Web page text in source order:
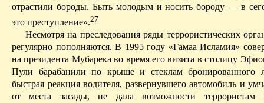
отрастили бороды. Быть молодым и носить бороду — в
это преступление».27
Несмотря на преследованияряды террористических
регулярно пополняются. В 1995 году «Гамаа Исламия»
на президента Мубарека во время его визита в столицу
Пули барабанили по крыше и стеклам бронированного
быстрая реакция водителя, развернувшего автомобиль и
от места засады, не дала возможности террористам